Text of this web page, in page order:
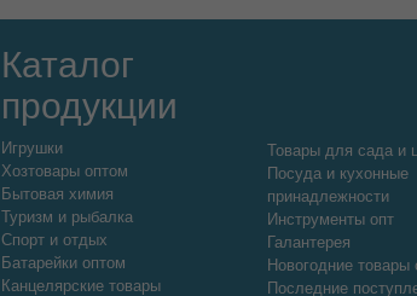
Каталог
продукции
Игрушки
Хозтовары оптом
Бытовая химия
Туризм и рыбалка
Спорт и отдых
Батарейки оптом
Канцелярские товары
Товары для сада и
Посуда и кухонные
принадлежности
Инструменты опт
Галантерея
Новогодние товары
Последние